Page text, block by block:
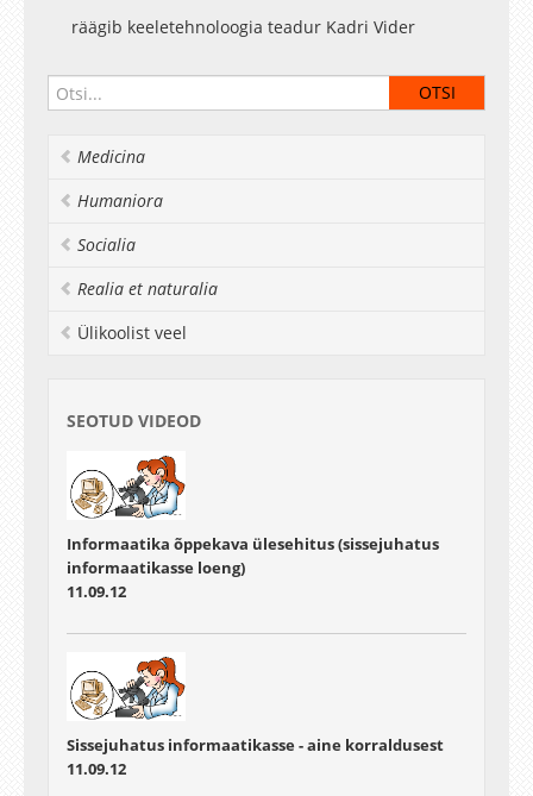
räägib keeletehnoloogia teadur Kadri Vider
Medicina
Humaniora
Socialia
Realia et naturalia
Ülikoolist veel
SEOTUD VIDEOD
Informaatika õppekava ülesehitus (sissejuhatus
informaatikasse loeng)
11.09.12
Sissejuhatus informaatikasse - aine korraldusest
11.09.12